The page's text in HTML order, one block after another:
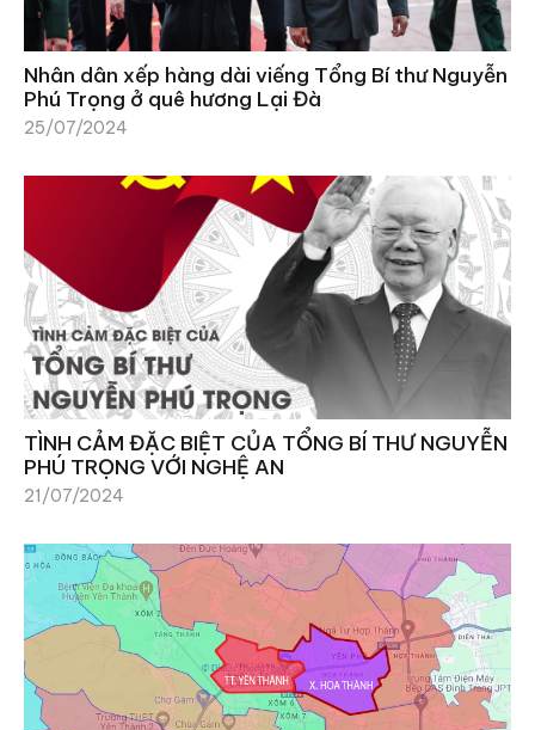
Nhân dân xếp hàng dài viếng Tổng Bí thư Nguyễn
Phú Trọng ở quê hương Lại Đà
25/07/2024
TÌNH CẢM ĐẶC BIỆT CỦA TỔNG BÍ THƯ NGUYỄN
PHÚ TRỌNG VỚI NGHỆ AN
21/07/2024